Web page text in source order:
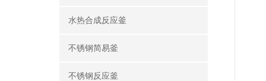
水热合成反应釜
不锈钢简易釜
不锈钢反应釜